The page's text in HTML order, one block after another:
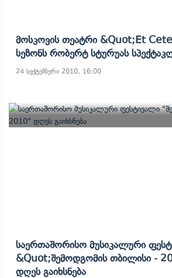
Მოსკოვის Თეატრი &quot;Et
Სეზონს Რობერტ Სტურუას
24 სექტემბერი 2010, 16:00
Საერთაშორისო Მუსიკალური
&quot;შემოდგომის Თბილისი -
Დღეს Გაიხსნება